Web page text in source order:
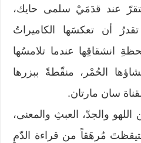
عند قدَمَيْ سلمى حايك،
أن تعكسَها الكاميراتُ
انشقاقِها عندما تلامسُها
الحُمْر، منقّطةً ببزرها
سان مارتان.
والجدّ، العبثِ والمعنى،
مُرهَقاً من قراءة الدّمِ